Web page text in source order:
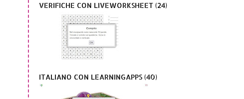
VERIFICHE CON LIVEWORKSHEET (24)
ITALIANO CON LEARNINGAPPS (40)